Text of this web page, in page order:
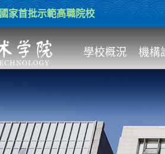
國家首批示範高職院校
學校概況 機構